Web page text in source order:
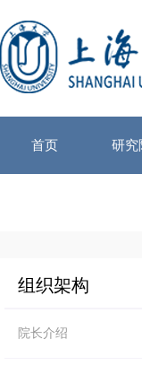
首页 研究
组织架构
院长介绍